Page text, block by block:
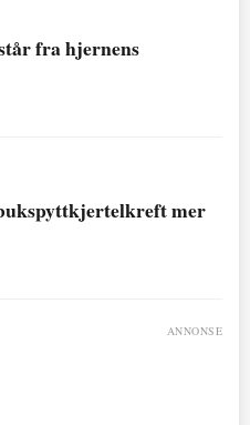
fra hjernens
mer
ANNONSE